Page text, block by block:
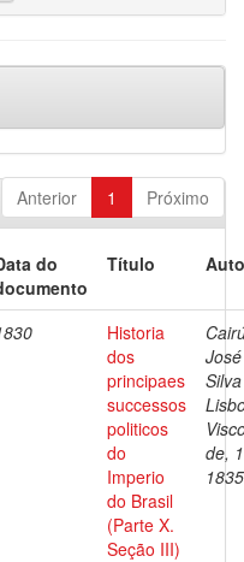
Anterior 1 Próximo
do
Título
Historia
dos
principaes
successos
politicos
do
Imperio
do Brasil
(Parte X.
Seção III)
Silva
de,
1835